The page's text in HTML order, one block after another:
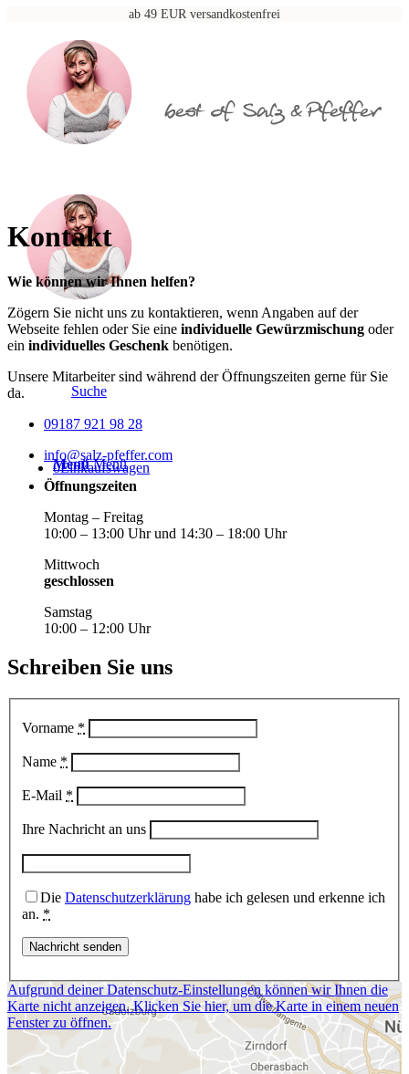
ab 49 EUR versandkostenfrei
Suche
Menü Menü
0Einkaufswagen
Kontakt
Wie können wir Ihnen helfen?
Zögern Sie nicht uns zu kontaktieren, wenn Angaben auf der
Webseite fehlen oder Sie eine individuelle Gewürzmischung oder
ein individuelles Geschenk benötigen.
Unsere Mitarbeiter sind während der Öffnungszeiten gerne für Sie
da.
09187 921 98 28
info@salz-pfeffer.com
Öffnungszeiten
Montag – Freitag
10:00 – 13:00 Uhr und 14:30 – 18:00 Uhr
Mittwoch
geschlossen
Samstag
10:00 – 12:00 Uhr
Schreiben Sie uns
Vorname *
Name *
E-Mail *
Ihre Nachricht an uns
Die Datenschutzerklärung habe ich gelesen und erkenne ich
an. *
Aufgrund deiner Datenschutz-Einstellungen können wir Ihnen die
Karte nicht anzeigen. Klicken Sie hier, um die Karte in einem neuen
Fenster zu öffnen.